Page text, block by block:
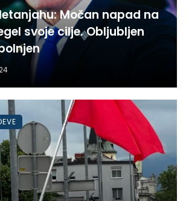
Močan napad na
svoje cilje. Obljubljen